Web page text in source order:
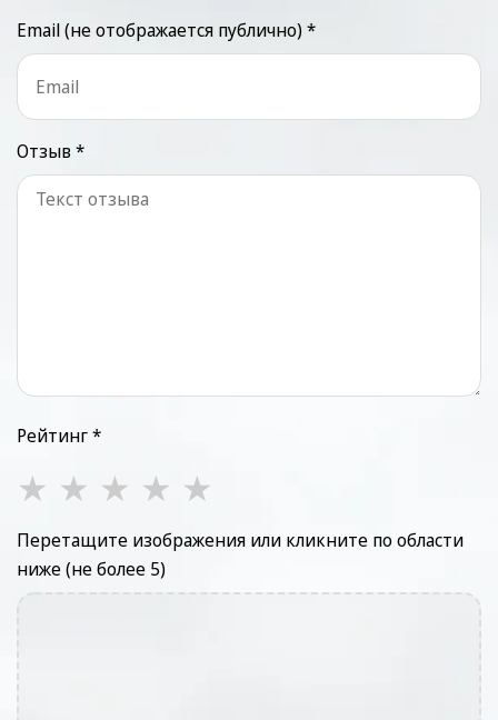
Email (не отображается публично) *
Отзыв *
Рейтинг *
★
★
★
★
★
Перетащите изображения или кликните по области
ниже (не более 5)